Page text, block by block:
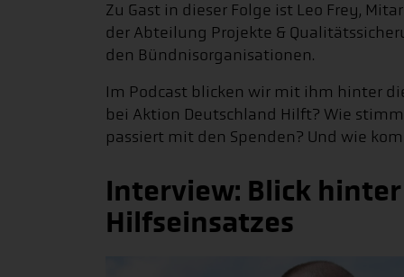
Zu Gast in dieser Folge ist Leo Frey,
der Abteilung Projekte &
den Bündnisorganisationen.
Im Podcast blicken wir mit ihm hinter
bei Aktion Deutschland Hilft? Wie
passiert mit den Spenden? Und wie
Interview: Blick
Hilfseinsatzes